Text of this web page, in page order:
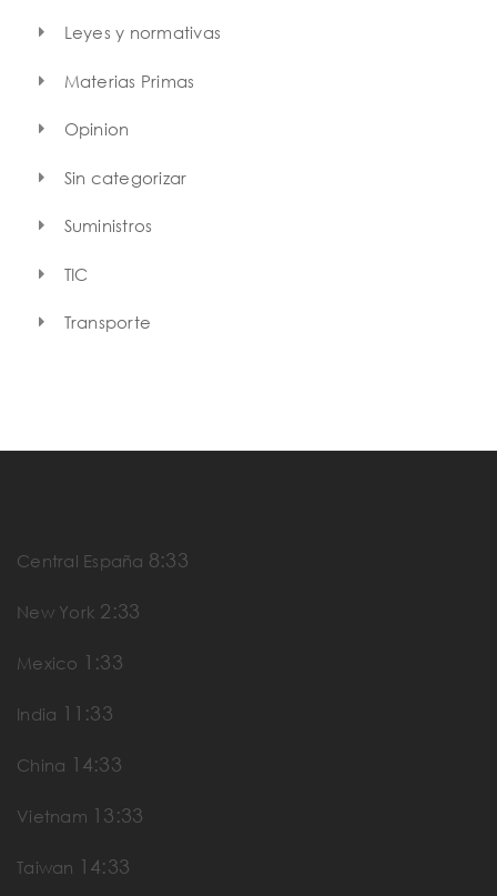
Leyes y normativas
Materias Primas
Opinion
Sin categorizar
Suministros
TIC
Transporte
Central España 8:33
New York 2:33
Mexico 1:33
India 11:33
China 14:33
Vietnam 13:33
Taiwan 14:33